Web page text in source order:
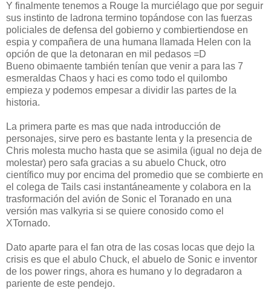
Y finalmente tenemos a Rouge la murciélago que por seguir
sus instinto de ladrona termino topándose con las fuerzas
policiales de defensa del gobierno y combiertiendose en
espia y compañera de una humana llamada Helen con la
opción de que la detonaran en mil pedasos =D
Bueno obimaente también tenían que venir a para las 7
esmeraldas Chaos y haci es como todo el quilombo
empieza y podemos empesar a dividir las partes de la
historia.
La primera parte es mas que nada introducción de
personajes, sirve pero es bastante lenta y la presencia de
Chris molesta mucho hasta que se asimila (igual no deja de
molestar) pero safa gracias a su abuelo Chuck, otro
científico muy por encima del promedio que se combierte en
el colega de Tails casi instantáneamente y colabora en la
trasformación del avión de Sonic el Toranado en una
versión mas valkyria si se quiere conosido como el
XTornado.
Dato aparte para el fan otra de las cosas locas que dejo la
crisis es que el abulo Chuck, el abuelo de Sonic e inventor
de los power rings, ahora es humano y lo degradaron a
pariente de este pendejo.